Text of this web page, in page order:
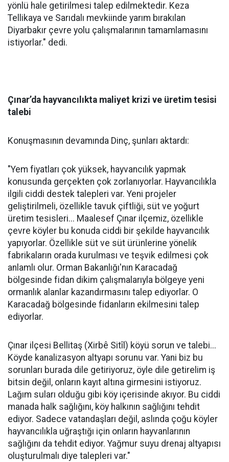
yönlü hale getirilmesi talep edilmektedir. Keza
Tellikaya ve Sarıdalı mevkiinde yarım bırakılan
Diyarbakır çevre yolu çalışmalarının tamamlamasını
istiyorlar." dedi.
Çınar’da hayvancılıkta maliyet krizi ve üretim tesisi
talebi
Konuşmasının devamında Dinç, şunları aktardı:
"Yem fiyatları çok yüksek, hayvancılık yapmak
konusunda gerçekten çok zorlanıyorlar. Hayvancılıkla
ilgili ciddi destek talepleri var. Yeni projeler
geliştirilmeli, özellikle tavuk çiftliği, süt ve yoğurt
üretim tesisleri... Maalesef Çınar ilçemiz, özellikle
çevre köyler bu konuda ciddi bir şekilde hayvancılık
yapıyorlar. Özellikle süt ve süt ürünlerine yönelik
fabrikaların orada kurulması ve teşvik edilmesi çok
anlamlı olur. Orman Bakanlığı'nın Karacadağ
bölgesinde fidan dikim çalışmalarıyla bölgeye yeni
ormanlık alanlar kazandırmasını talep ediyorlar. O
Karacadağ bölgesinde fidanların ekilmesini talep
ediyorlar.
Çınar ilçesi Bellitaş (Xirbê Sitîl) köyü sorun ve talebi...
Köyde kanalizasyon altyapı sorunu var. Yani biz bu
sorunları burada dile getiriyoruz, öyle dile getirelim iş
bitsin değil, onların kayıt altına girmesini istiyoruz.
Lağım suları olduğu gibi köy içerisinde akıyor. Bu ciddi
manada halk sağlığını, köy halkının sağlığını tehdit
ediyor. Sadece vatandaşları değil, aslında çoğu köyler
hayvancılıkla uğraştığı için onların hayvanlarının
sağlığını da tehdit ediyor. Yağmur suyu drenaj altyapısı
oluşturulmalı diye talepleri var."